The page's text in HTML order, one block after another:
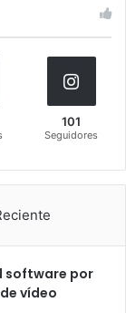
101
Seguidores
software por
vídeo